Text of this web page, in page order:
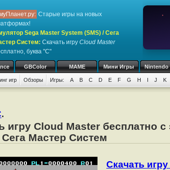
Старые игры на новых
Sega Master System (SMS) / Сега
Систем: Скачать игру Cloud Master
буква "C"
GBColor MAME Мини Игры Nintendo
игр Обзоры Игры: A B C D E F G H I J K
.
игру Cloud Master бесплатно
Сега Мастер Систем
Скачать